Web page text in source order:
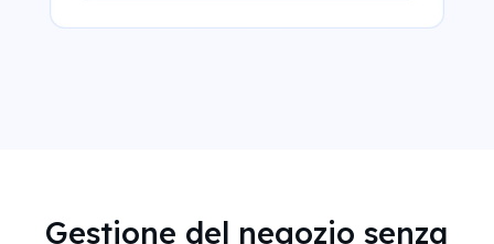
Gestione del negozio senza